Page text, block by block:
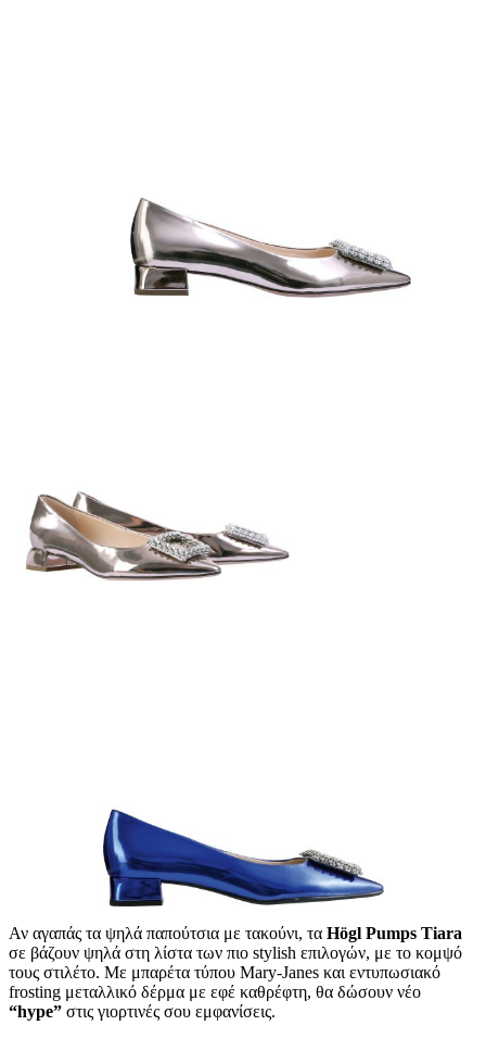
Αν αγαπάς τα ψηλά παπούτσια με τακούνι, τα Högl Pumps Tiara
σε βάζουν ψηλά στη λίστα των πιο stylish επιλογών, με το κομψό
τους στιλέτο. Με μπαρέτα τύπου Mary-Janes και εντυπωσιακό
frosting μεταλλικό δέρμα με εφέ καθρέφτη, θα δώσουν νέο
“hype” στις γιορτινές σου εμφανίσεις.